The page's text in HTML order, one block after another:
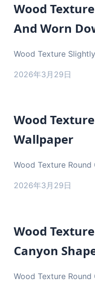
Wood
And Worn
Wood Texture
2026年3月29日
Wood
Wallpaper
Wood Texture Round
2026年3月29日
Wood
Canyon
Wood Texture